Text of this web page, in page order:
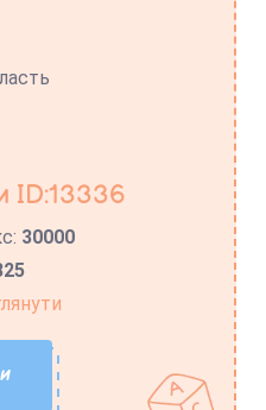
ID:13336
30000